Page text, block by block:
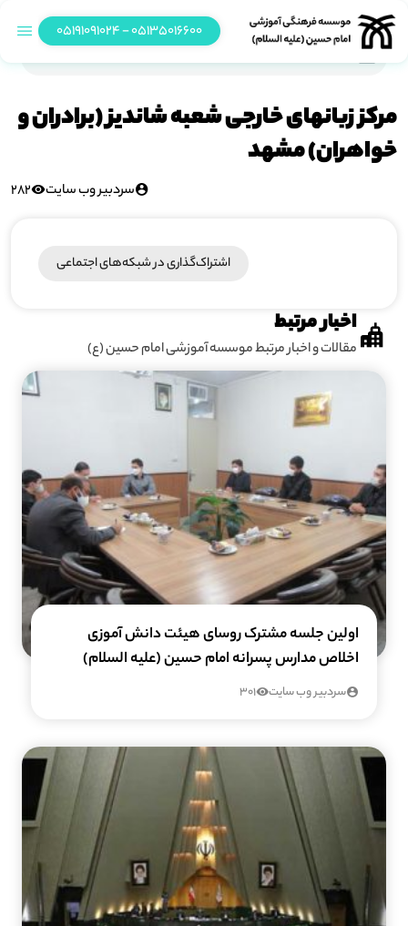
05135016600 - 05191091024
مرکز زبانهای خارجی شعبه شاندیز (برادران و
خواهران) مشهد
سردبیر وب سایت 282
اشتراک‌گذاری در شبکه‎‌های اجتماعی
اخبار مرتبط
مقالات و اخبار مرتبط موسسه آموزشی امام حسین (ع)
اولین جلسه مشترک روسای هیئت دانش آموزی
اخلاص مدارس پسرانه امام حسین (علیه السلام)
سردبیر وب سایت 301